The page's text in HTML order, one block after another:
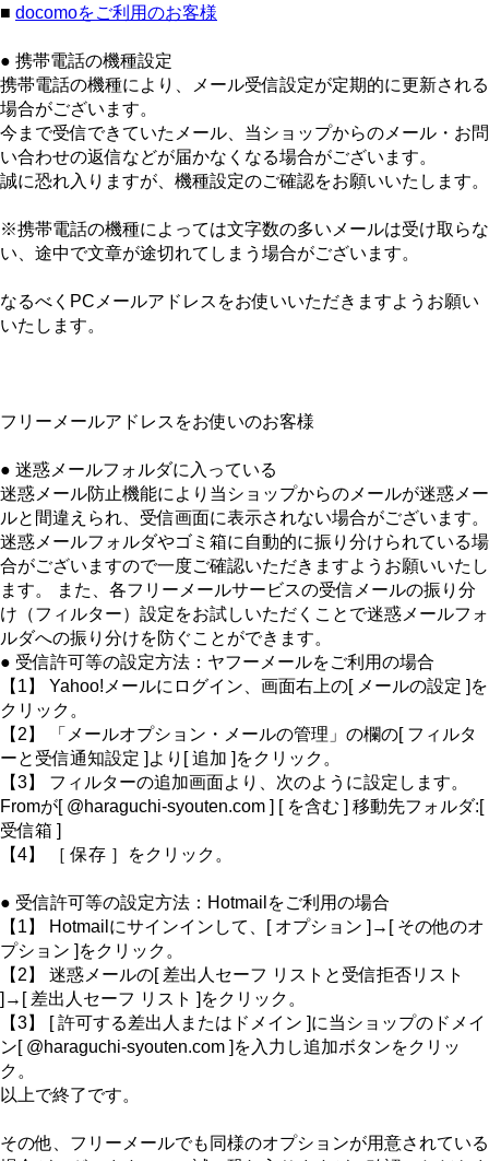
■ docomoをご利用のお客様
● 携帯電話の機種設定
携帯電話の機種により、メール受信設定が定期的に更新される
場合がございます。
今まで受信できていたメール、当ショップからのメール・お問
い合わせの返信などが届かなくなる場合がございます。
誠に恐れ入りますが、機種設定のご確認をお願いいたします。
※携帯電話の機種によっては文字数の多いメールは受け取らな
い、途中で文章が途切れてしまう場合がございます。
なるべくPCメールアドレスをお使いいただきますようお願い
いたします。
フリーメールアドレスをお使いのお客様
● 迷惑メールフォルダに入っている
迷惑メール防止機能により当ショップからのメールが迷惑メー
ルと間違えられ、受信画面に表示されない場合がございます。
迷惑メールフォルダやゴミ箱に自動的に振り分けられている場
合がございますので一度ご確認いただきますようお願いいたし
ます。 また、各フリーメールサービスの受信メールの振り分
け（フィルター）設定をお試しいただくことで迷惑メールフォ
ルダへの振り分けを防ぐことができます。
● 受信許可等の設定方法：ヤフーメールをご利用の場合
【1】 Yahoo!メールにログイン、画面右上の[ メールの設定 ]を
クリック。
【2】 「メールオプション・メールの管理」の欄の[ フィルタ
ーと受信通知設定 ]より[ 追加 ]をクリック。
【3】 フィルターの追加画面より、次のように設定します。
Fromが[ @haraguchi-syouten.com ] [ を含む ] 移動先フォルダ:[
受信箱 ]
【4】 ［ 保存 ］をクリック。
● 受信許可等の設定方法：Hotmailをご利用の場合
【1】 Hotmailにサインインして、[ オプション ]→[ その他のオ
プション ]をクリック。
【2】 迷惑メールの[ 差出人セーフ リストと受信拒否リスト
]→[ 差出人セーフ リスト ]をクリック。
【3】 [ 許可する差出人またはドメイン ]に当ショップのドメイ
ン[ @haraguchi-syouten.com ]を入力し追加ボタンをクリッ
ク。
以上で終了です。
その他、フリーメールでも同様のオプションが用意されている